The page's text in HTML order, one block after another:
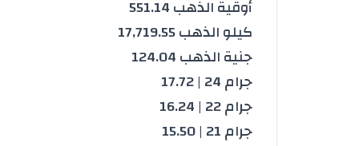
أوقية الذهب 551.14
كيلو الذهب 17,719.55
جنية الذهب 124.04
جرام 24 | 17.72
جرام 22 | 16.24
جرام 21 | 15.50